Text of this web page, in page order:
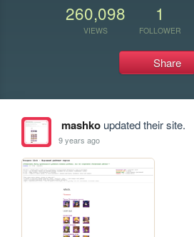
260,098
VIEWS
1
FOLLOWER
Share
mashkoupdated their site.
9 years ago